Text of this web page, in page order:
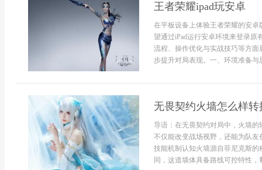
王者荣耀ipad玩安卓
在平板设备上体验王者荣耀的安
望通过iPad运行安卓环境来登录
流程、操作优化与实战技巧等方
步提升对局表现。一、环境准备与
无畏契约火墙怎么样
导语：在无畏契约对局中，火墙
不仅能改变战场视野，还能为队
技能机制认知火墙源自菲尼克斯
同，这道墙体具备路线可控特性